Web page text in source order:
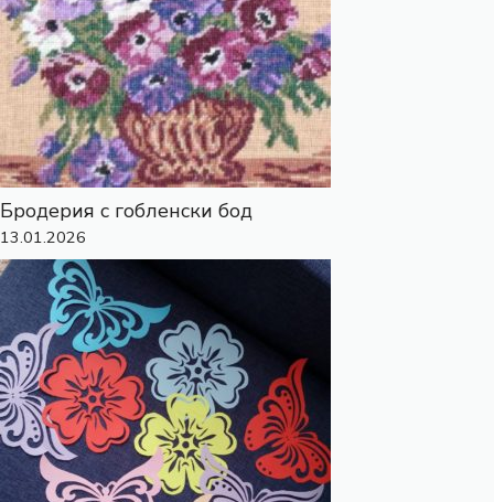
Бродерия с гобленски бод
13.01.2026